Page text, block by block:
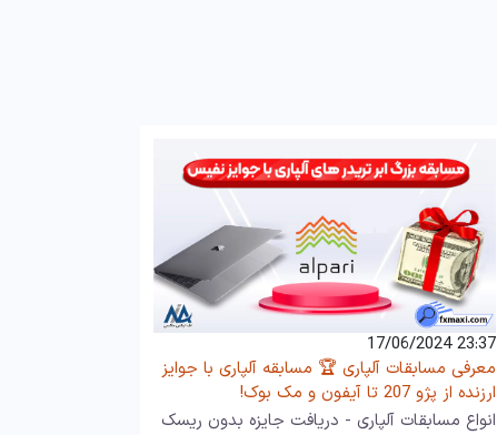
23:37 17/06/2024
معرفی مسابقات آلپاری 🏆 مسابقه آلپاری با جوایز
ارزنده از پژو 207 تا آیفون و مک بوک!
انواع مسابقات آلپاری - دریافت جایزه بدون ریسک